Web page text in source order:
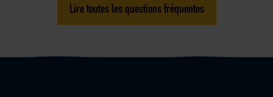
Lire toutes les questions fréquentes